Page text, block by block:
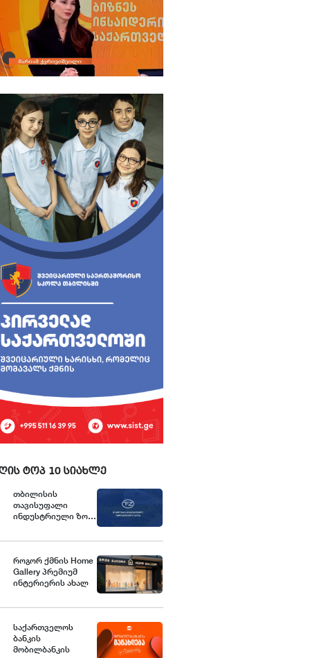
ტოპ 10 სიახლე
თბილისის
თავისუფალი
ინდუსტრიული ზონა
ავრცელებს
როგორ ქმნის Home
Gallery პრემიუმ
ინტერიერის ახალ
საქართველოში
საქართველოს
ბანკის
მობილბანკის